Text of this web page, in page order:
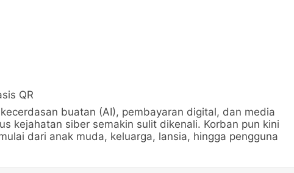
QR
buatan (AI), pembayaran digital, dan media
kejahatan siber semakin sulit dikenali. Korban pun kini
dari anak muda, keluarga, lansia, hingga pengguna